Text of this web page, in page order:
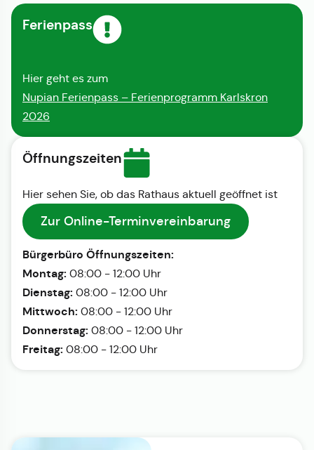
Ferienpass
Hier geht es zum
Nupian Ferienpass – Ferienprogramm Karlskron
2026
Öffnungszeiten
Hier sehen Sie, ob das Rathaus aktuell geöffnet ist
Zur Online-Terminvereinbarung
Bürgerbüro Öffnungszeiten:
Montag: 08:00 - 12:00 Uhr
Dienstag: 08:00 - 12:00 Uhr
Mittwoch: 08:00 - 12:00 Uhr
Donnerstag: 08:00 - 12:00 Uhr
Freitag: 08:00 - 12:00 Uhr